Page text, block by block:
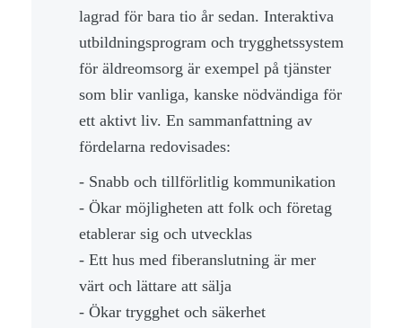
lagrad för bara tio år sedan. Interaktiva
utbildningsprogram och trygghetssystem
för äldreomsorg är exempel på tjänster
som blir vanliga, kanske nödvändiga för
ett aktivt liv. En sammanfattning av
fördelarna redovisades:
- Snabb och tillförlitlig kommunikation
- Ökar möjligheten att folk och företag
etablerar sig och utvecklas
- Ett hus med fiberanslutning är mer
värt och lättare att sälja
- Ökar trygghet och säkerhet